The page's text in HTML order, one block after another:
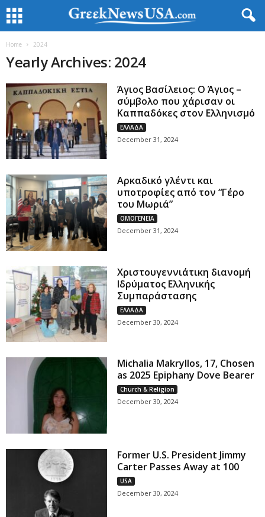
Home 2024
Yearly Archives: 2024
Άγιος Βασίλειος: Ο Άγιος –
σύμβολο που χάρισαν οι
Καππαδόκες στον Ελληνισμό
ΕΛΛΑΔΑ
December 31, 2024
Αρκαδικό γλέντι και
υποτροφίες από τον “Γέρο
του Μωριά”
ΟΜΟΓΕΝΕΙΑ
December 31, 2024
Χριστουγεννιάτικη διανομή
Ιδρύματος Ελληνικής
Συμπαράστασης
ΕΛΛΑΔΑ
December 30, 2024
Michalia Makryllos, 17, Chosen
as 2025 Epiphany Dove Bearer
Church & Religion
December 30, 2024
Former U.S. President Jimmy
Carter Passes Away at 100
USA
December 30, 2024